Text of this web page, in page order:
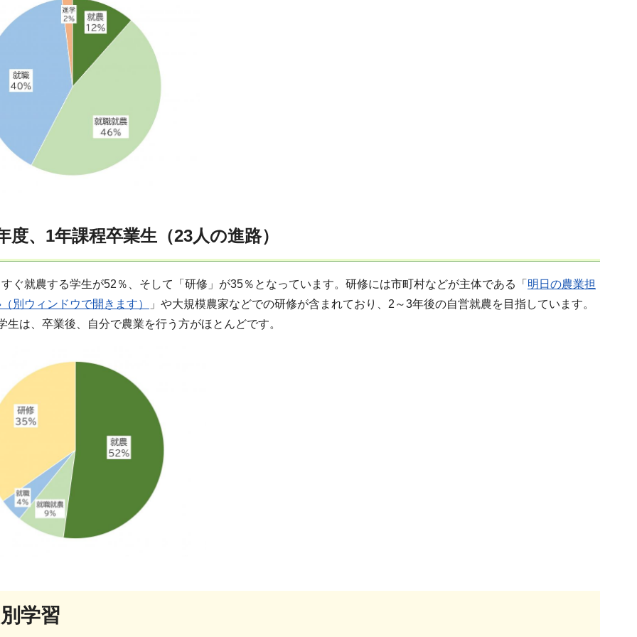
度、1年課程卒業生（23人の進路）
ぐ就農する学生が52％、そして「研修」が35％となっています。研修には市町村などが主体である「 明日の農業担
別ウィンドウで開きます）
」や大規模農家などでの研修が含まれており、2～3年後の自営就農を目指しています。
生は、卒業後、自分で農業を行う方がほとんどです。
学習